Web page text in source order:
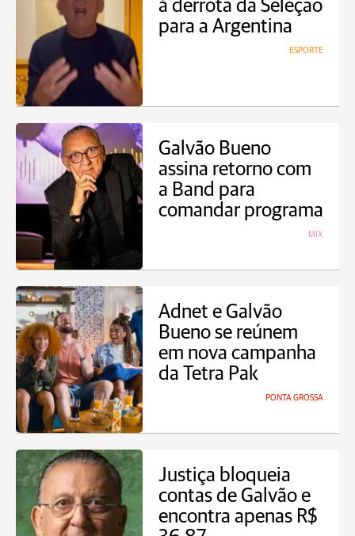
à derrota da Seleção
para a Argentina
ESPORTE
Galvão Bueno
assina retorno com
a Band para
comandar programa
MIX
Adnet e Galvão
Bueno se reúnem
em nova campanha
da Tetra Pak
PONTA GROSSA
Justiça bloqueia
contas de Galvão e
encontra apenas R$